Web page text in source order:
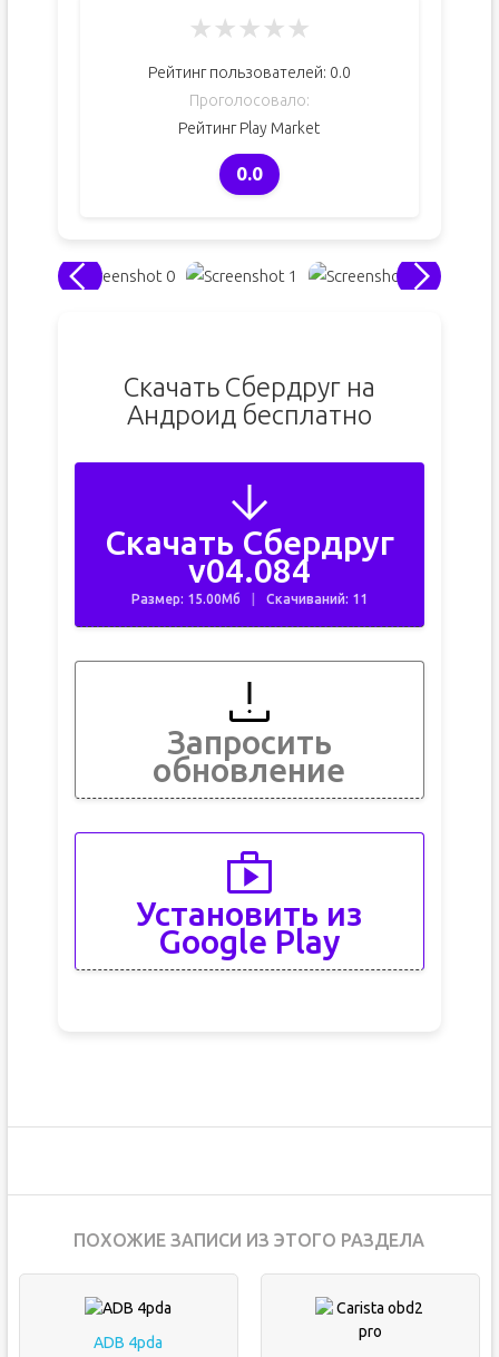
★★★★★
Рейтинг пользователей: 0.0
Проголосовало:
Рейтинг Play Market
0.0
Скачать Сбердруг на
Андроид бесплатно
Скачать Сбердруг
v04.084
Размер: 15.00Мб Скачиваний: 11
Запросить
обновление
Установить из
Google Play
ПОХОЖИЕ ЗАПИСИ ИЗ ЭТОГО РАЗДЕЛА
ADB 4pda